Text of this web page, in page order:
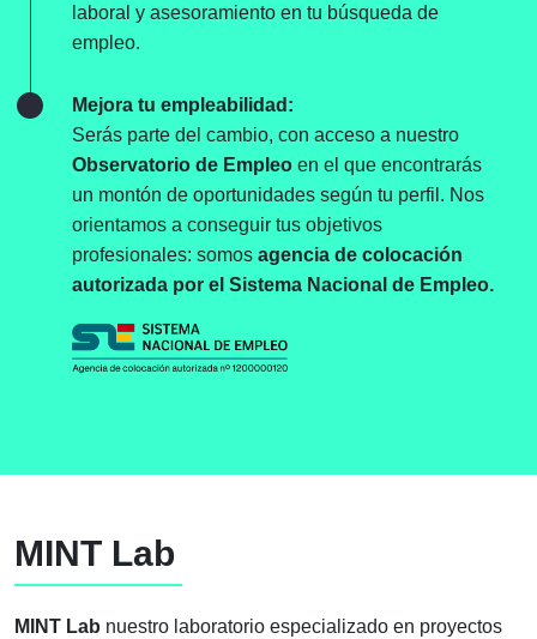
laboral y asesoramiento en tu búsqueda de
empleo.
Mejora tu empleabilidad:
Serás parte del cambio, con acceso a nuestro
Observatorio de Empleo en el que encontrarás
un montón de oportunidades según tu perfil. Nos
orientamos a conseguir tus objetivos
profesionales: somos agencia de colocación
autorizada por el Sistema Nacional de Empleo.
MINT Lab
MINT Lab nuestro laboratorio especializado en proyectos